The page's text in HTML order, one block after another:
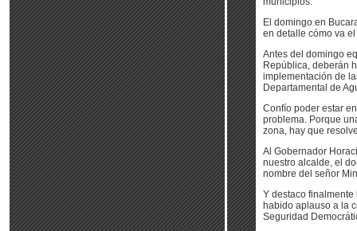
El domingo en
en detalle cómo va
Antes del domingo
República, deberán
implementación de
Departamental de
Confío poder estar
problema. Porque
zona, hay que
Al Gobernador
nuestro alcalde, el
nombre del señor
Y destaco
habido aplauso a la
Seguridad